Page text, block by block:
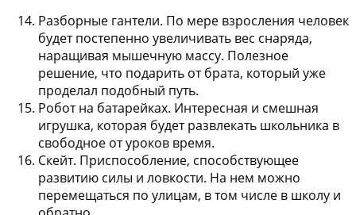
Разборные гантели. По мере взросления человек
будет постепенно увеличивать вес снаряда,
наращивая мышечную массу. Полезное
решение, что подарить от брата, который уже
проделал подобный путь.
Робот на батарейках. Интересная и смешная
игрушка, которая будет развлекать школьника в
свободное от уроков время.
Скейт. Приспособление, способствующее
развитию силы и ловкости. На нем можно
перемещаться по улицам, в том числе в школу и